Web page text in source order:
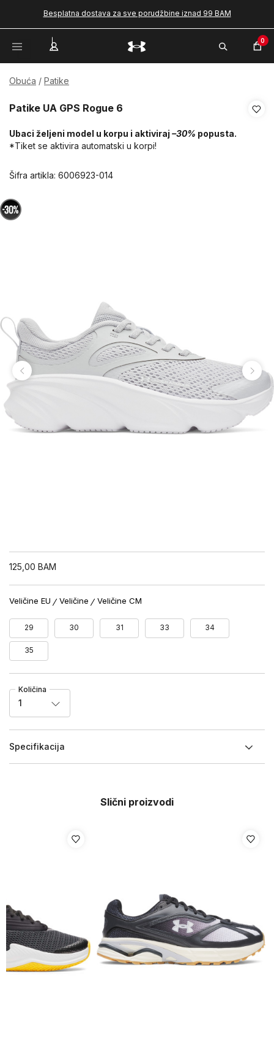
Besplatna dostava za sve porudžbine iznad 99 BAM
0
Obuća Patike
Patike UA GPS Rogue 6
Ubaci željeni model u korpu i aktiviraj –30% popusta.
*Tiket se aktivira automatski u korpi!
Šifra artikla: 6006923-014
125,00 BAM
Veličine EU Veličine Veličine CM
29 30 31 33 34
35
Količina
1
Specifikacija
Slični proizvodi